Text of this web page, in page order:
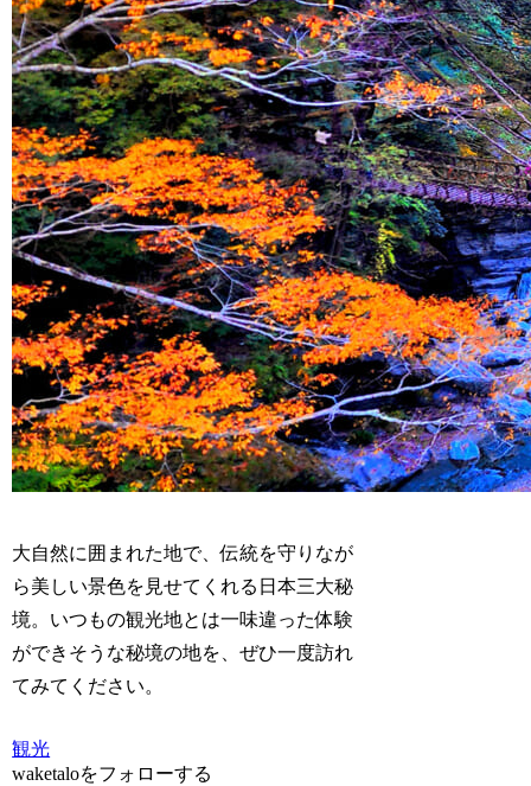
大自然に囲まれた地で、伝統を守りなが
ら美しい景色を見せてくれる日本三大秘
境。いつもの観光地とは一味違った体験
ができそうな秘境の地を、ぜひ一度訪れ
てみてください。
観光
waketaloをフォローする